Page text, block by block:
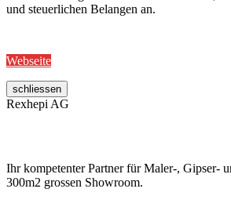
und steuerlichen Belangen an.
Webseite
schliessen
Rexhepi AG
Ihr kompetenter Partner für Maler-, Gipser-
300m2 grossen Showroom.